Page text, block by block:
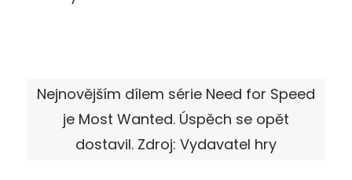
Nejnovějším dílem série Need for Speed
je Most Wanted. Úspěch se opět
dostavil. Zdroj: Vydavatel hry